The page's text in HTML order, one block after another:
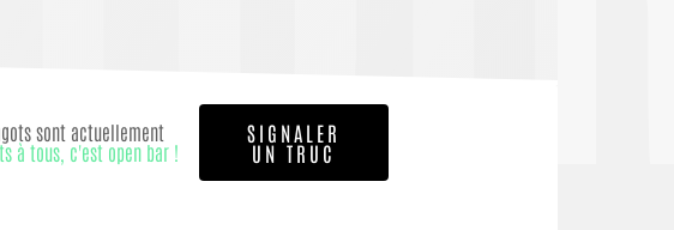
sont actuellement
à tous, c'est open bar !
SIGNALER
UN TRUC